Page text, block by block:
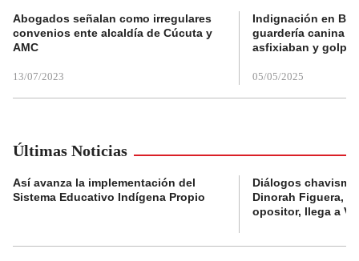
Abogados señalan como irregulares
convenios ente alcaldía de Cúcuta y
AMC
13/07/2023
Indignación en
guardería canina
asfixiaban y
05/05/2025
Últimas Noticias
Así avanza la implementación del
Sistema Educativo Indígena Propio
Diálogos
Dinorah Figuera,
opositor, llega a